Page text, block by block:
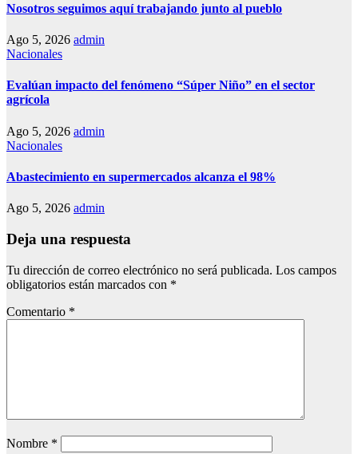
Nosotros seguimos aquí trabajando junto al pueblo
Ago 5, 2026 admin
Nacionales
Evalúan impacto del fenómeno “Súper Niño” en el sector
agrícola
Ago 5, 2026 admin
Nacionales
Abastecimiento en supermercados alcanza el 98%
Ago 5, 2026 admin
Deja una respuesta
Tu dirección de correo electrónico no será publicada. Los campos
obligatorios están marcados con *
Comentario *
Nombre *